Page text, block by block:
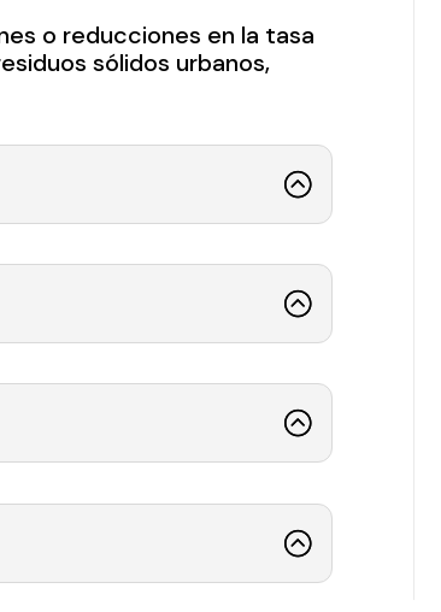
o reducciones en la tasa
sólidos urbanos,